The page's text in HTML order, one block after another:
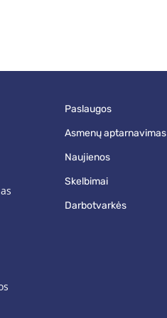
paslaugos
asmenų aptarnavimas
naujienos
skelbimai
darbotvarkės